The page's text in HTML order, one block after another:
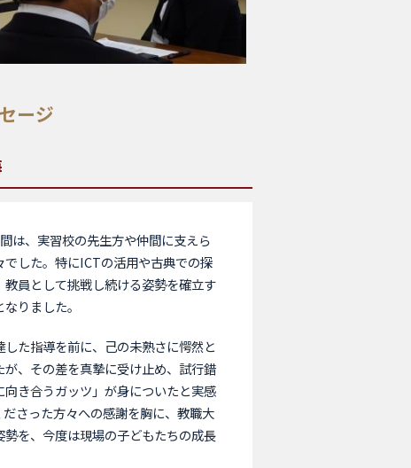
ージ
は、実習校の先生方や仲間に支えら
した。特にICTの活用や古典での探
員として挑戦し続ける姿勢を確立す
りました。
た指導を前に、己の未熟さに愕然と
、その差を真摯に受け止め、試行錯
き合うガッツ」が身についたと実感
ださった方々への感謝を胸に、教職大
を、今度は現場の子どもたちの成長